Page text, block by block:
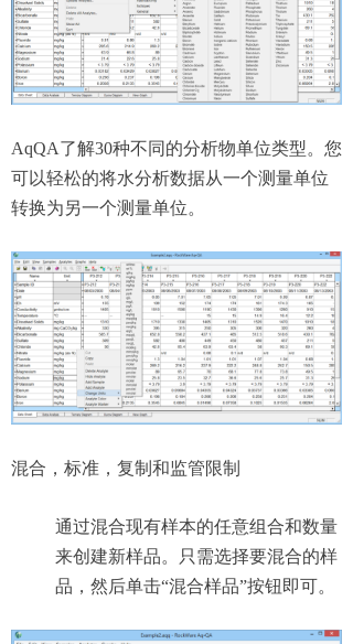
AqQA了解30种不同的分析物单位类型。您
可以轻松的将水分析数据从一个测量单位
转换为另一个测量单位。
混合，标准，复制和监管限制
通过混合现有样本的任意组合和数量
来创建新样品。只需选择要混合的样
品，然后单击“混合样品”按钮即可。